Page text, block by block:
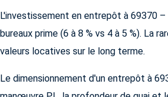
L'investissement en entrepôt à 69370
bureaux prime (6 à 8 % vs 4 à 5 %). La
valeurs locatives sur le long terme.
Le dimensionnement d'un entrepôt à